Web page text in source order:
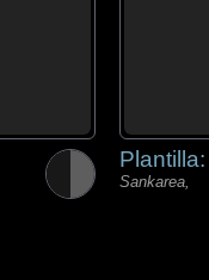
Plantilla:
Sankarea,